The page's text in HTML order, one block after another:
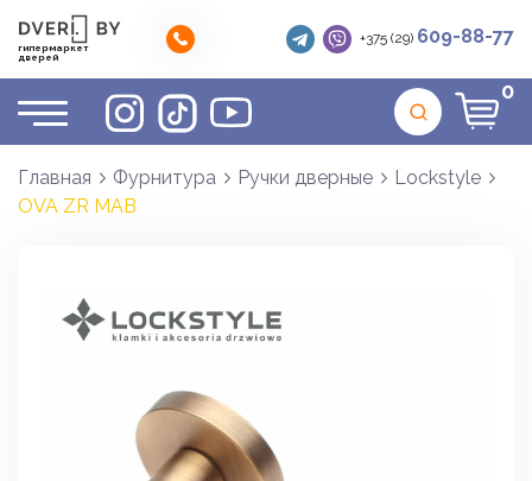
гипермаркет
дверей
+375 (29) 609-88-77
0
Главная Фурнитура Ручки дверные
Lockstyle
OVA ZR MAB